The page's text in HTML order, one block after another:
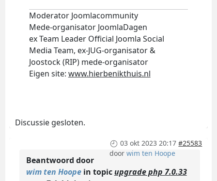
Moderator Joomlacommunity
Mede-organisator JoomlaDagen
ex Team Leader Official Joomla Social
Media Team, ex-JUG-organisator &
Joostock (RIP) mede-organisator
Eigen site: www.hierbenikthuis.nl
Discussie gesloten.
03 okt 2023 20:17 #25583
doorwim ten Hoope
Beantwoord door
wim ten Hoopein topicupgrade php 7.0.33